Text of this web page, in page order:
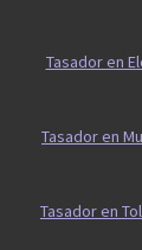
Tasador en
Tasador en
Tasador en